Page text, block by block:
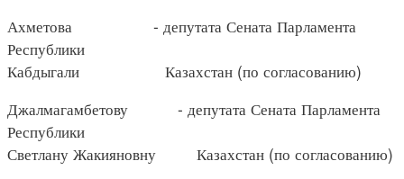
Ахметова - депутата Сената Парламента
Республики
Кабдыгали Казахстан (по согласованию)
Джалмагамбетову - депутата Сената Парламента
Республики
Светлану Жакияновну Казахстан (по согласованию)